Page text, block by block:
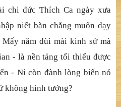
chi đức Thích Ca ngày xưa
niết bàn chẳng muốn dạy
năm dùi mài kinh sử mà
- là nền tảng tối thiểu được
- Ni còn đành lòng biến nó
không hình tướng?